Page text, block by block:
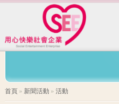
您在這裡
首頁 » 新聞活動 » 活動